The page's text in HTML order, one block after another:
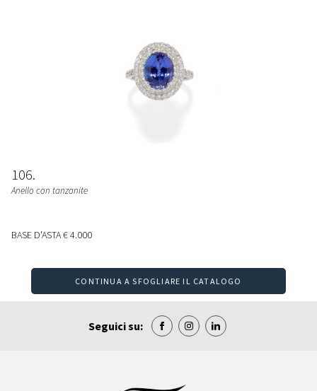
106
Anello con tanzanite
BASE D'ASTA€ 4.000
CONTINUA A SFOGLIARE IL CATALOGO
Seguici su: